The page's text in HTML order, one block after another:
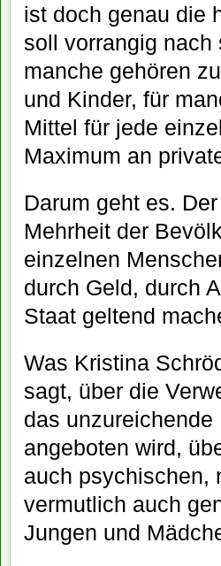
ist doch genau die
soll vorrangig nach
manche gehören
und Kinder, für
Mittel für jede
Maximum an
Darum geht es.
Mehrheit der
einzelnen
durch Geld, durch
Staat geltend
Was Kristina
sagt, über die
das
angeboten wird,
auch psychischen,
vermutlich auch
Jungen und